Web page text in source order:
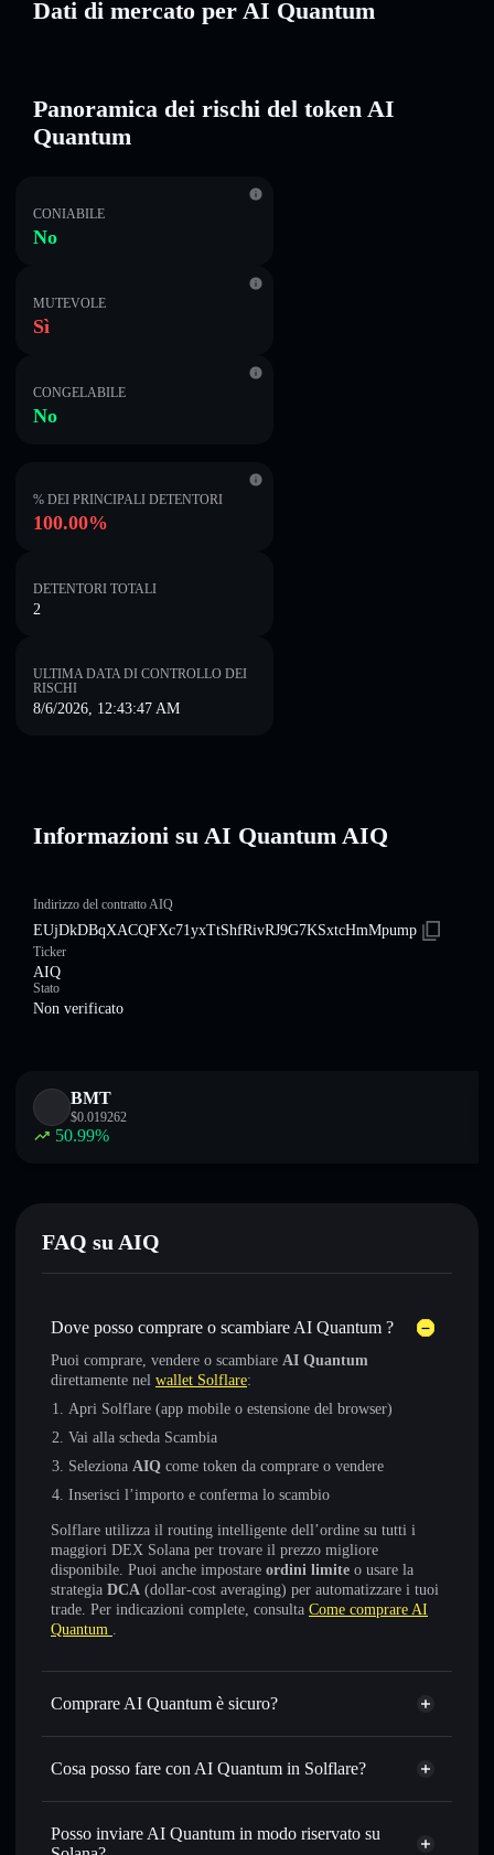
Dati di mercato per AI Quantum
Panoramica dei rischi del token AI
Quantum
CONIABILE
No
MUTEVOLE
Sì
CONGELABILE
No
% DEI PRINCIPALI DETENTORI
100.00%
DETENTORI TOTALI
2
ULTIMA DATA DI CONTROLLO DEI
RISCHI
8/6/2026, 12:43:47 AM
Informazioni su AI Quantum AIQ
Indirizzo del contratto AIQ
EUjDkDBqXACQFXc71yxTtShfRivRJ9G7KSxtcHmMpump
Ticker
AIQ
Stato
Non verificato
BMT
$0.019262
50.99%
FAQ su AIQ
Dove posso comprare o scambiare AI Quantum ?
Puoi comprare, vendere o scambiare AI Quantum
direttamente nel wallet Solflare:
Apri Solflare (app mobile o estensione del browser)
Vai alla scheda Scambia
Seleziona AIQ come token da comprare o vendere
Inserisci l’importo e conferma lo scambio
Solflare utilizza il routing intelligente dell’ordine su tutti i
maggiori DEX Solana per trovare il prezzo migliore
disponibile. Puoi anche impostare ordini limite o usare la
strategia DCA (dollar-cost averaging) per automatizzare i tuoi
trade. Per indicazioni complete, consulta Come comprare AI
Quantum .
Comprare AI Quantum è sicuro?
AI Quantumnon è verificato
Cosa posso fare con AI Quantum in Solflare?
AI Quantum
wallet Solflare
Scambiare istantaneamente — scambia AIQ in SOL,
USDC o in migliaia di altri token Solana al prezzo migliore
Posso inviare AI Quantum in modo riservato su